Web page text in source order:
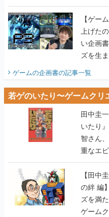
画書】
【ゲー
上げた
い企画
ズを生
ビュー】
ゲームの企画書の記事一覧
若ゲのいたり〜ゲームクリ
田中圭
いたり
智さん
重なエ
【田中
の絆 編
ズを満
ゲーム